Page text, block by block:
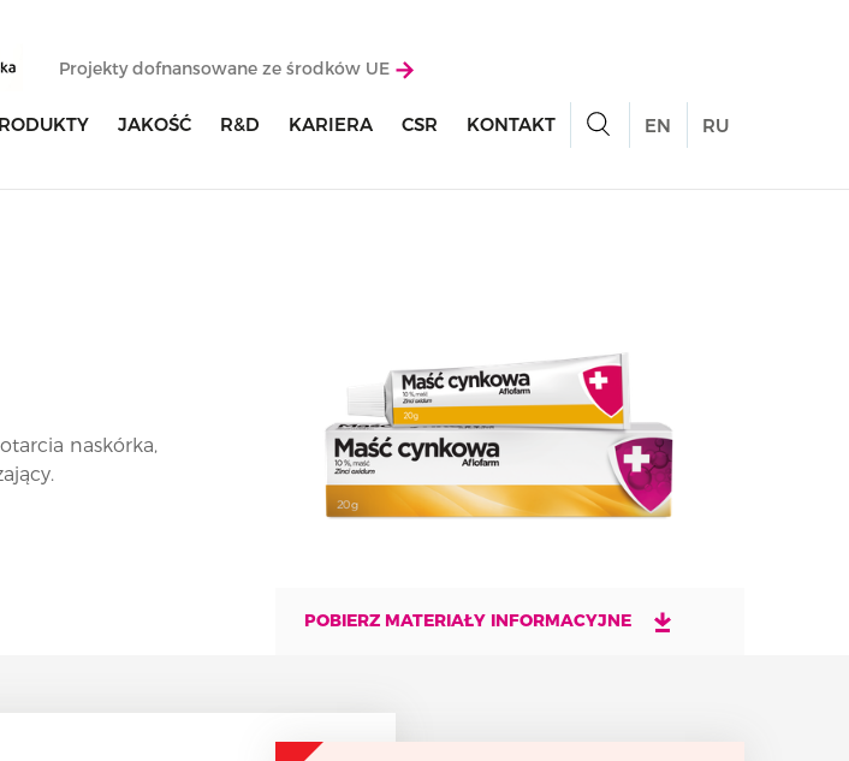
Projekty dofnansowane ze środków UE
JAKOŚĆ R&D KARIERA CSR KONTAKT EN RU
naskórka,
POBIERZ MATERIAŁY INFORMACYJNE